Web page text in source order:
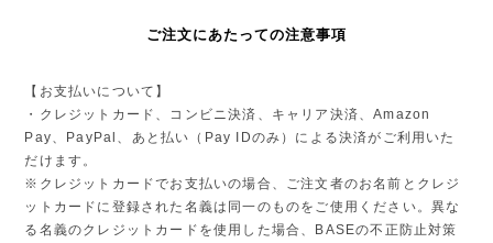
ご注文にあたっての注意事項
【お支払いについて】
・クレジットカード、コンビニ決済、キャリア決済、Amazon
Pay、PayPal、あと払い（Pay IDのみ）による決済がご利用いた
だけます。
※クレジットカードでお支払いの場合、ご注文者のお名前とクレジ
ットカードに登録された名義は同一のものをご使用ください。異な
る名義のクレジットカードを使用した場合、BASEの不正防止対策